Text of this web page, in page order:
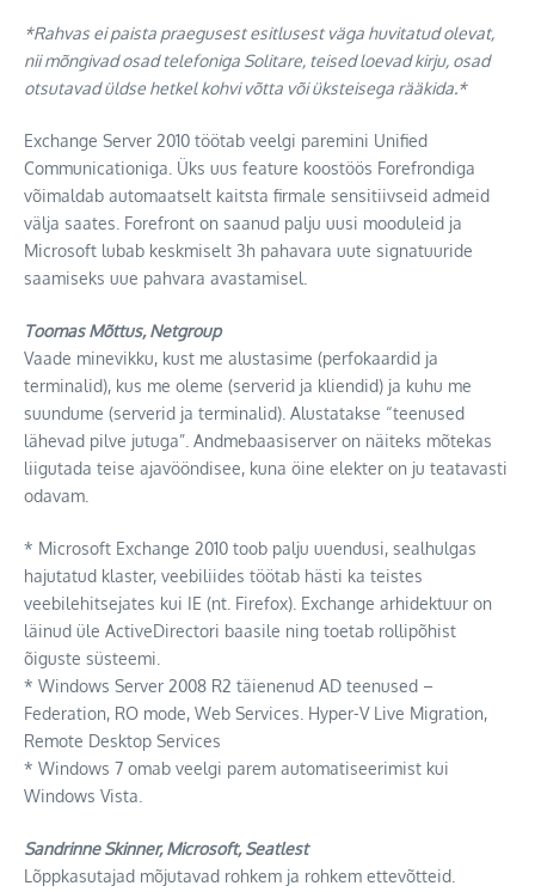
*Rahvas ei paista praegusest esitlusest väga huvitatud olevat,
nii mõngivad osad telefoniga Solitare, teised loevad kirju, osad
otsutavad üldse hetkel kohvi võtta või üksteisega rääkida.*
Exchange Server 2010 töötab veelgi paremini Unified
Communicationiga. Üks uus feature koostöös Forefrondiga
võimaldab automaatselt kaitsta firmale sensitiivseid admeid
välja saates. Forefront on saanud palju uusi mooduleid ja
Microsoft lubab keskmiselt 3h pahavara uute signatuuride
saamiseks uue pahvara avastamisel.
Toomas Mõttus, Netgroup
Vaade minevikku, kust me alustasime (perfokaardid ja
terminalid), kus me oleme (serverid ja kliendid) ja kuhu me
suundume (serverid ja terminalid). Alustatakse “teenused
lähevad pilve jutuga”. Andmebaasiserver on näiteks mõtekas
liigutada teise ajavööndisee, kuna öine elekter on ju teatavasti
odavam.
* Microsoft Exchange 2010 toob palju uuendusi, sealhulgas
hajutatud klaster, veebiliides töötab hästi ka teistes
veebilehitsejates kui IE (nt. Firefox). Exchange arhidektuur on
läinud üle ActiveDirectori baasile ning toetab rollipõhist
õiguste süsteemi.
* Windows Server 2008 R2 täienenud AD teenused –
Federation, RO mode, Web Services. Hyper-V Live Migration,
Remote Desktop Services
* Windows 7 omab veelgi parem automatiseerimist kui
Windows Vista.
Sandrinne Skinner, Microsoft, Seatlest
Lõppkasutajad mõjutavad rohkem ja rohkem ettevõtteid.